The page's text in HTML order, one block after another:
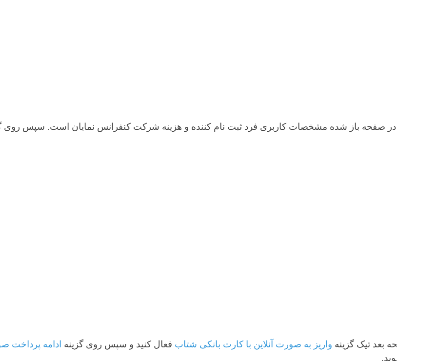
واریز به صورت آنلاین با کارت بانکی شتابفعال کنید و سپس روی گزینه ادامه پرداخت صورتحساب